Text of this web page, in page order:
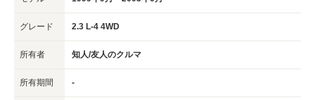
グレード 2.3 L-4 4WD
所有者 知人/友人のクルマ
所有期間 -